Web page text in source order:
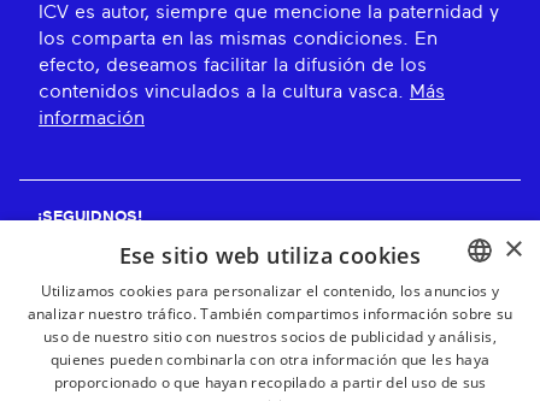
ICV es autor, siempre que mencione la paternidad y
los comparta en las mismas condiciones. En
efecto, deseamos facilitar la difusión de los
contenidos vinculados a la cultura vasca.
Más
información
¡SEGUIDNOS!
¡RECIBE NUESTROS BOLETINES!
Suscribirse
BASQUE
FRENCH
×
Ese sitio web utiliza cookies
Utilizamos cookies para personalizar el contenido, los anuncios y
analizar nuestro tráfico. También compartimos información sobre su
uso de nuestro sitio con nuestros socios de publicidad y análisis,
quienes pueden combinarla con otra información que les haya
proporcionado o que hayan recopilado a partir del uso de sus